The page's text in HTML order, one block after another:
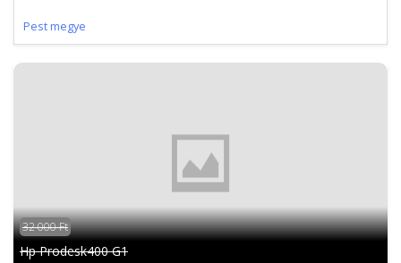
Pest megye
32 000 Ft
Hp Prodesk400 G1